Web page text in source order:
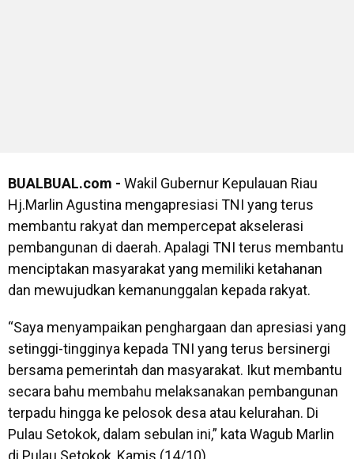
BUALBUAL.com - Wakil Gubernur Kepulauan Riau
Hj.Marlin Agustina mengapresiasi TNI yang terus
membantu rakyat dan mempercepat akselerasi
pembangunan di daerah. Apalagi TNI terus membantu
menciptakan masyarakat yang memiliki ketahanan
dan mewujudkan kemanunggalan kepada rakyat.
“Saya menyampaikan penghargaan dan apresiasi yang
setinggi-tingginya kepada TNI yang terus bersinergi
bersama pemerintah dan masyarakat. Ikut membantu
secara bahu membahu melaksanakan pembangunan
terpadu hingga ke pelosok desa atau kelurahan. Di
Pulau Setokok, dalam sebulan ini,” kata Wagub Marlin